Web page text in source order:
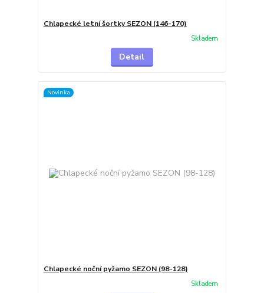
Chlapecké letní šortky SEZON (146-170)
Skladem
Detail
Novinka
Chlapecké noční pyžamo SEZON (98-128)
Skladem